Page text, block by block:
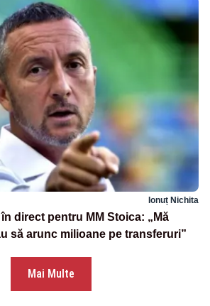
Ionuț Nichita
direct pentru MM Stoica: „Mă
să arunc milioane pe transferuri”
Mai Multe